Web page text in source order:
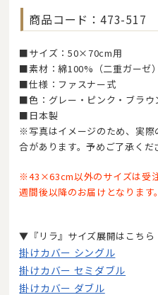
商品コード：473-517
■サイズ：50×70cm用
■素材：綿100%（二重ガーゼ）
■仕様：ファスナー式
■色：グレー・ピンク・ブラウ
■日本製
※写真はイメージのため、実際
合があります。予めご了承くだ
※43×63cm以外のサイズは受
週間後以降のお届けとなります
▼『リラ』サイズ展開はこちら
掛けカバー シングル
掛けカバー セミダブル
掛けカバー ダブル
日 月 火 水
2
3 4
9
10 11
ご注文やお問い合わせメールへのスタッフ
午後17:00までです。